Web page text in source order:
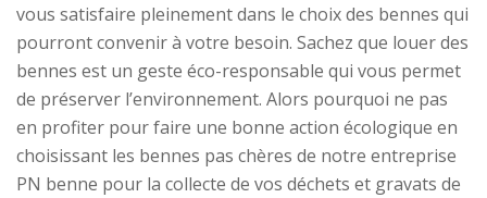
vous satisfaire pleinement dans le choix des bennes qui
pourront convenir à votre besoin. Sachez que louer des
bennes est un geste éco-responsable qui vous permet
de préserver l’environnement. Alors pourquoi ne pas
en profiter pour faire une bonne action écologique en
choisissant les bennes pas chères de notre entreprise
PN benne pour la collecte de vos déchets et gravats de